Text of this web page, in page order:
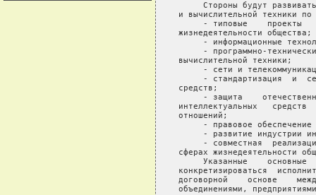
Стороны будут
и вычислительной техники
- типовые    проекты
жизнедеятельности общества;
- информационные
- программно-
вычислительной техники;
- сети и
- стандартизация  и
средств;
- защита
интеллектуальных
отношений;
- правовое обеспечение
- развитие индустрии
- совместная
сферах жизнедеятельности
Указанные    основные
конкретизироваться
договорной    основе
объединениями,